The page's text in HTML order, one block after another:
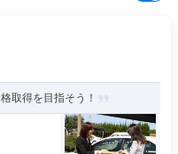
取得を目指そう！